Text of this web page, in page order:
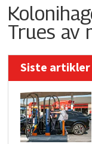
Trues av
Siste artikler